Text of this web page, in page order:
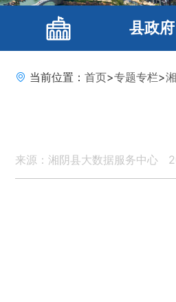
县政府
当前位置： 首页>专题专栏>
来源：湘阴县大数据服务中心